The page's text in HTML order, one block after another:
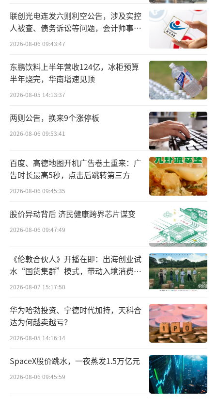
据财报数据显示，2024Q1，香飘飘净利润
超2500万，扣非净利近2000万。因此，从半年
报的净利润-2950.11万来看，香飘飘二季度净
利润亏损超过5400万，扣非净利亏损近6300
万，等于一把亏完了一季度的全部盈利。
从其财报呈现信息不难发现，上半年，香
飘飘的电商渠道销售额呈大幅下降趋势。数据
显示，上半年电商销售额9400万，同比2023上
半年的1.26亿下降25.07%，这也是香飘飘下滑
最大的销售渠道。据了解，在香飘飘统计的全
部销售区域中，电商区域也是同比下降最多
的。因为在2023年年度，电商渠道曾贡献营收
2.5亿元。
业绩数据同样惨烈的还有奈雪的茶。2024
上半年，奈雪营业收入同比下降1.9%至25.44
亿元，经调整净利润由去年同期的7020万元变
为亏损4.37亿元。
联创光电连发六则利空公告，涉及实控
人被查、债务诉讼等问题，会计师事务
所曾出具“保留意见”
2026-08-06 09:43:47
东鹏饮料上半年营收124亿，冰柜预算
半年烧完，华南增速见顶
2026-08-05 14:13:37
两则公告，换来9个涨停板
2026-08-06 09:53:41
百度、高德地图开机广告卷土重来：广
告时长最高5秒，点击后跳转第三方
2026-08-06 09:45:35
股价异动背后 济民健康跨界芯片谋变
2026-08-06 09:47:49
《伦敦合伙人》开播在即：出海创业试
水“国货集群”模式，带动入境消费反
向种草
2026-08-07 15:17:50
华为哈勃投资、宁德时代加持，天科合
达为何越卖越亏？
2026-08-05 14:16:14
SpaceX股价跳水，一夜蒸发1.5万亿元
2026-08-06 09:45:59